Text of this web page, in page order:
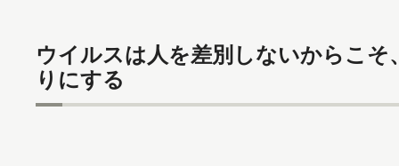
ウイルスは人を差別しないからこ
りにする